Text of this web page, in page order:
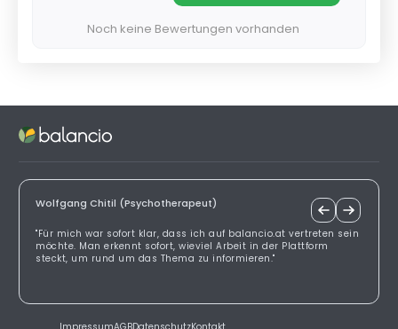
Noch keine Bewertungen vorhanden
Wolfgang Chitil (Psychotherapeut)
"Für mich war sofort klar, dass ich auf balancio.at vertreten sein
möchte. Man erkennt sofort, wieviel Arbeit in der Plattform
steckt, um rund um das Thema zu informieren."